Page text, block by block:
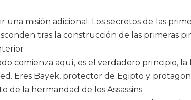
misión adicional: Los secretos de las
tras la construcción de las primeras
comienza aquí, es el verdadero principio,
Eres Bayek, protector de Egipto y
de la hermandad de los Assassins